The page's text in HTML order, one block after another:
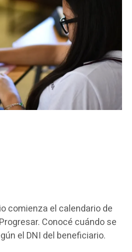
comienza el calendario de
Conocé cuándo se
el DNI del beneficiario.